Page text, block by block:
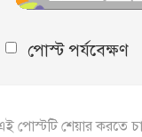
পোস্ট পর্যবেক্ষণ
পোস্টটি শেয়ার করতে